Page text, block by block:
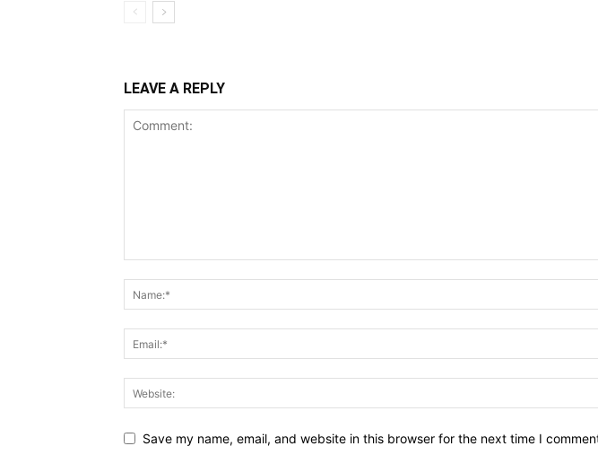
LEAVE A REPLY
Save my name, email, and website in this browser for the next time I